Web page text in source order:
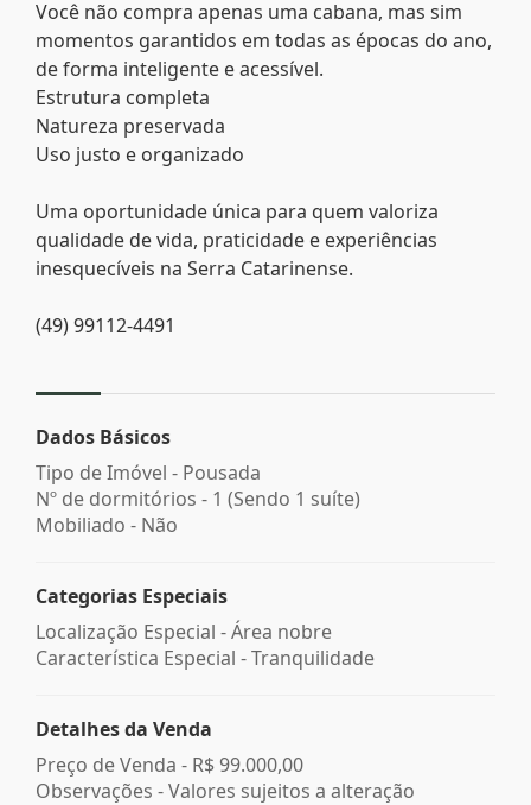
Você não compra apenas uma cabana, mas sim
momentos garantidos em todas as épocas do ano,
de forma inteligente e acessível.
Estrutura completa
Natureza preservada
Uso justo e organizado
Uma oportunidade única para quem valoriza
qualidade de vida, praticidade e experiências
inesquecíveis na Serra Catarinense.
(49) 99112-4491
Dados Básicos
Tipo de Imóvel - Pousada
Nº de dormitórios - 1 (Sendo 1 suíte)
Mobiliado - Não
Categorias Especiais
Localização Especial - Área nobre
Característica Especial - Tranquilidade
Detalhes da Venda
Preço de Venda - R$ 99.000,00
Observações - Valores sujeitos a alteração